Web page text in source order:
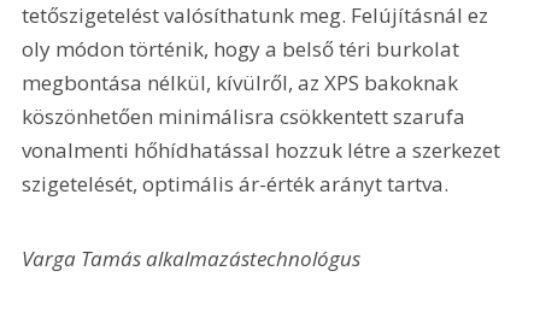
tetőszigetelést valósíthatunk meg. Felújításnál ez
oly módon történik, hogy a belső téri burkolat
megbontása nélkül, kívülről, az XPS bakoknak
köszönhetően minimálisra csökkentett szarufa
vonalmenti hőhídhatással hozzuk létre a szerkezet
szigetelését, optimális ár-érték arányt tartva.
Varga Tamás alkalmazástechnológus